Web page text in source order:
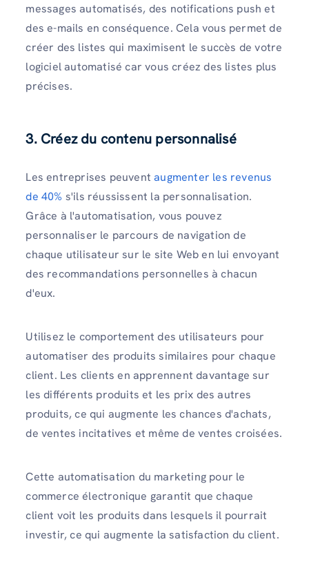
messages automatisés, des notifications push et
des e-mails en conséquence. Cela vous permet de
créer des listes qui maximisent le succès de votre
logiciel automatisé car vous créez des listes plus
précises.
3. Créez du contenu personnalisé
Les entreprises peuventaugmenter les revenus
de 40% s'ils réussissent la personnalisation.
Grâce à l'automatisation, vous pouvez
personnaliser le parcours de navigation de
chaque utilisateur sur le site Web en lui envoyant
des recommandations personnelles à chacun
d'eux.
Utilisez le comportement des utilisateurs pour
automatiser des produits similaires pour chaque
client. Les clients en apprennent davantage sur
les différents produits et les prix des autres
produits, ce qui augmente les chances d'achats,
de ventes incitatives et même de ventes croisées.
Cette automatisation du marketing pour le
commerce électronique garantit que chaque
client voit les produits dans lesquels il pourrait
investir, ce qui augmente la satisfaction du client.